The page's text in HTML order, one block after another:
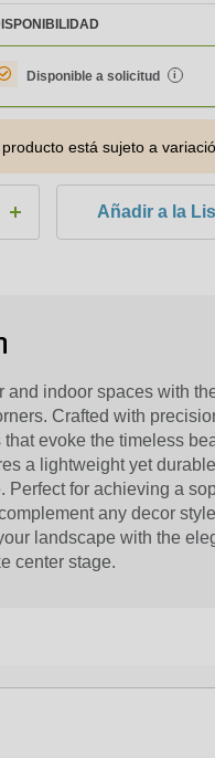
Disponible a solicitud i
producto está sujeto a
Añadir a la
and indoor spaces with
Crafted with
that evoke the timeless
a lightweight yet
Perfect for achieving a
any decor
landscape with the
center stage.